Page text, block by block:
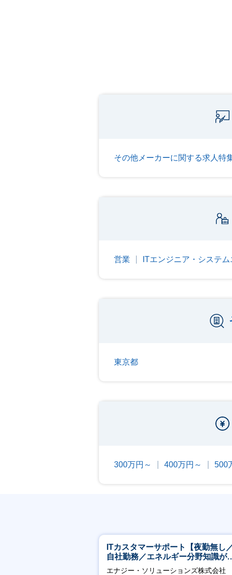
その他メーカーに関する求人特
営業 ITエンジニア・システ
東京都
300万円～ 400万円～ 500
ITカスタマーサポート【夜勤無し
自社勤務／エネルギー分野知識が
につきます】
エナジー・ソリューションズ株式会社